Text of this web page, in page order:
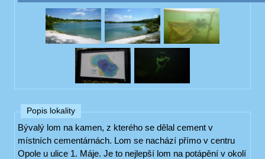
Popis lokality
Bývalý lom na kamen, z kterého se dělal cement v
místních cementárnách. Lom se nachází přímo v centru
Opole u ulice 1. Máje. Je to nejlepší lom na potápění v okolí